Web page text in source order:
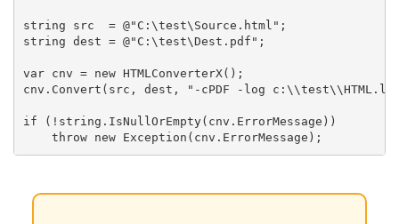
string src  = @"C:\test\Source.html";
string dest = @"C:\test\Dest.pdf";
var cnv = new HTMLConverterX();
cnv.Convert(src, dest, "-cPDF -log
if (!string.IsNullOrEmpty(cnv.ErrorMessage))